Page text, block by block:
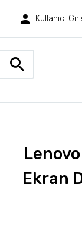
Kullanıcı
Ekran